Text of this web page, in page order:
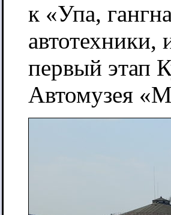
к «Упа,
автотехники,
первый этап
Автомузея